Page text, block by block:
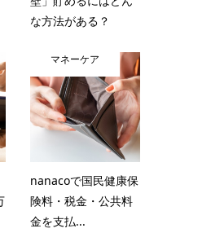
な方法がある？
マネーケア
nanacoで国民健康保
険料・税金・公共料
金を支払...